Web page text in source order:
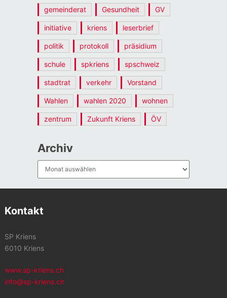
gemeinderat Gesundheit GV
initiative kriens leserbrief
politik protokoll präsidium
schule spkriens spschweiz
stadtrat verkehr Vorstand
Wahlen wahlen 2020 wohnen
zentrum Zukunft Kriens ÖV
Archiv
Kontakt
SP Kriens
6010 Kriens
www.sp-kriens.ch
info@sp-kriens.ch